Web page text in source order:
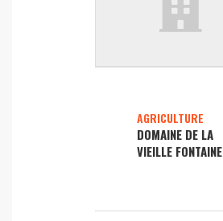
AGRICULTURE
DOMAINE DE LA
VIEILLE FONTAINE